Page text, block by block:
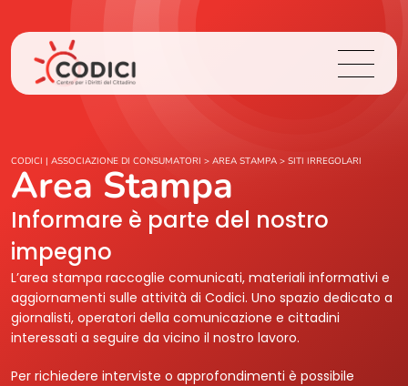
Chi Siamo
Cosa Facciamo
Area Stampa
Contatti
Login
CODICI | ASSOCIAZIONE DI CONSUMATORI > AREA STAMPA > SITI IRREGOLARI
Area Stampa
Informare è parte del nostro
impegno
L’area stampa raccoglie comunicati, materiali informativi e
aggiornamenti sulle attività di Codici. Uno spazio dedicato a
giornalisti, operatori della comunicazione e cittadini
interessati a seguire da vicino il nostro lavoro.
Per richiedere interviste o approfondimenti è possibile